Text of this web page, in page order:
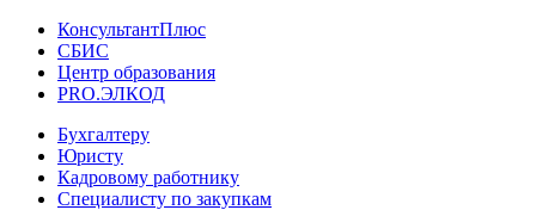
КонсультантПлюс
СБИС
Центр образования
PRO.ЭЛКОД
Бухгалтеру
Юристу
Кадровому работнику
Специалисту по закупкам